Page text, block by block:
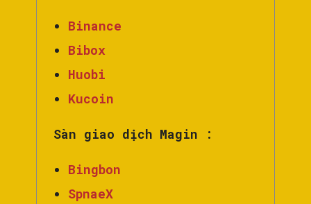
Binance
Bibox
Huobi
Kucoin
Sàn giao dịch Magin :
Bingbon
SpnaeX